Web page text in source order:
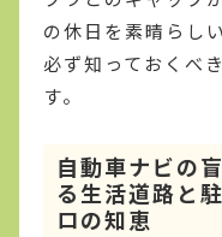
の休日を素晴らし
必ず知っておくべ
す。
自動車ナビの
る生活道路と
ロの知恵